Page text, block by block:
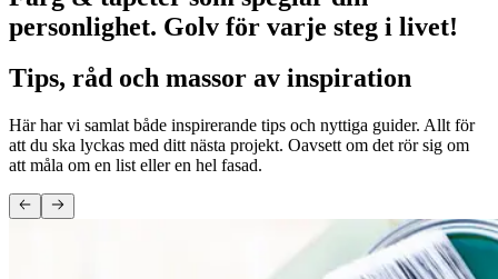
personlighet. Golv för varje steg i livet!
Tips, råd och massor av inspiration
Här har vi samlat både inspirerande tips och nyttiga guider. Allt för
att du ska lyckas med ditt nästa projekt. Oavsett om det rör sig om
att måla om en list eller en hel fasad.